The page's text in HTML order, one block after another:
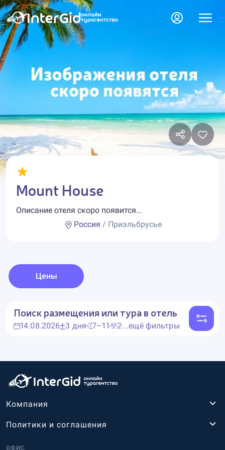
Mount House
Описание отеля скоро появится...
Россия / Приэльбрусье
Цены
Поиск размещения или тура в отель
14.08.2026 3 дня 7–11 2...ещё фильтры
Компания
ОФИС
Политики и соглашения